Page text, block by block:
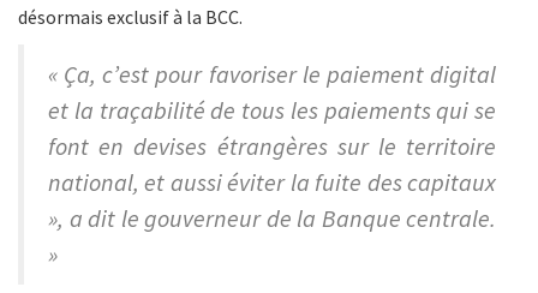
désormais exclusif à la BCC.
« Ça, c’est pour favoriser le paiement digital
et la traçabilité de tous les paiements qui se
font en devises étrangères sur le territoire
national, et aussi éviter la fuite des capitaux
», a dit le gouverneur de la Banque centrale.
»